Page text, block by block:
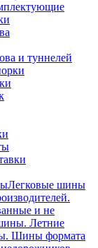
и туннелей
Легковые шины
и не
Летние
Шины формата